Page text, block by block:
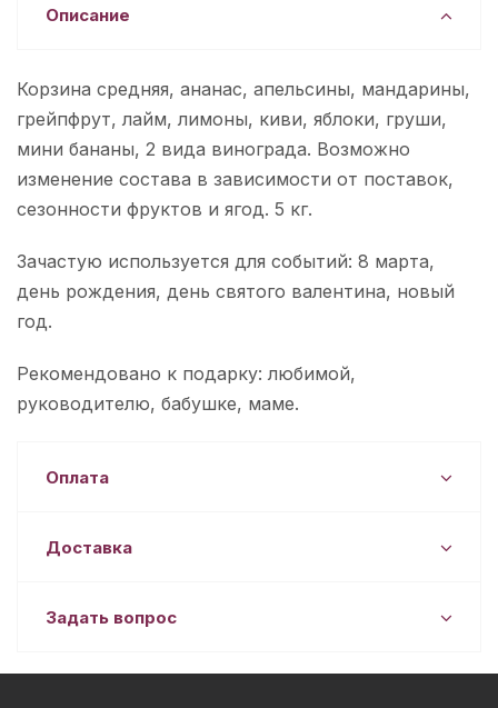
Описание
Корзина средняя, ананас, апельсины, мандарины,
грейпфрут, лайм, лимоны, киви, яблоки, груши,
мини бананы, 2 вида винограда. Возможно
изменение состава в зависимости от поставок,
сезонности фруктов и ягод. 5 кг.
Зачастую используется для событий: 8 марта,
день рождения, день святого валентина, новый
год.
Рекомендовано к подарку: любимой,
руководителю, бабушке, маме.
Оплата
Доставка
Задать вопрос